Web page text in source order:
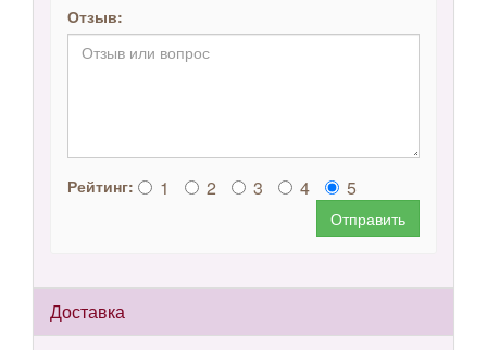
Отзыв:
Рейтинг: 1 2 3 4 5
Отправить
Доставка